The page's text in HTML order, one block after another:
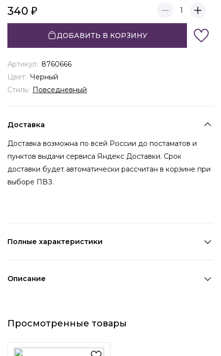
340 1
ДОБАВИТЬ В КОРЗИНУ
Артикул: 8760666
Цвет: Черный
Стиль: Повседневный
Доставка
Доставка возможна по всей России до постаматов и
пунктов выдачи сервиса Яндекс Доставки. Срок
доставки будет автоматически рассчитан в корзине при
выборе ПВЗ.
Полные характеристики
Длина 1: 8 см
Возраст:Взрослый
Описание
основа обеспечит надежную фиксацию волос, не
которые красиво сверкают при любом освещении,
Просмотренные товары